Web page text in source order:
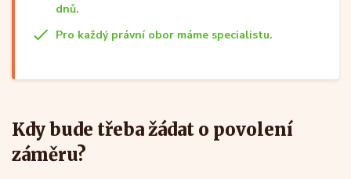
dnů.
Pro každý právní obor máme specialistu.
Kdy bude třeba žádat o povolení
záměru?